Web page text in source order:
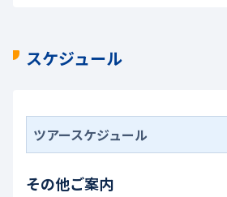
スケジュール
ツアースケジュール
その他ご案内